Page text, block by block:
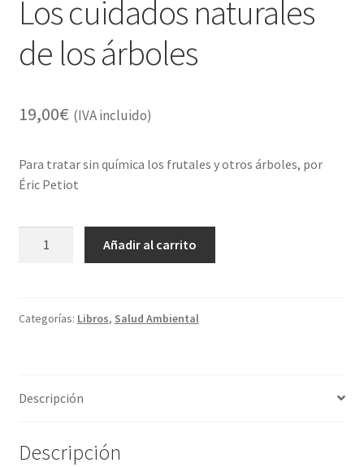
Los cuidados naturales
de los árboles
19,00€ (IVA incluido)
Para tratar sin química los frutales y otros árboles, por
Éric Petiot
los
Añadir al carrito
Categorías: Libros, Salud Ambiental
Descripción
Descripción